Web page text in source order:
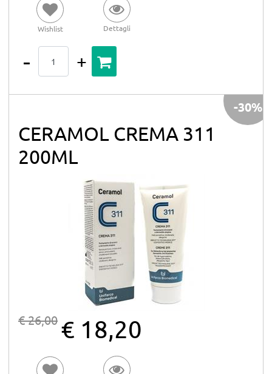
Wishlist Dettagli
CERAMOL CREMA 311
200ML
€ 26,00 € 18,20
-30%